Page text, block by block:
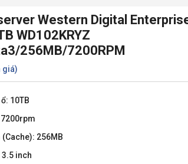
Western Digital
WD102KRYZ
256MB/7200RPM
giá)
10TB
(Cache): 256MB
3.5 inch